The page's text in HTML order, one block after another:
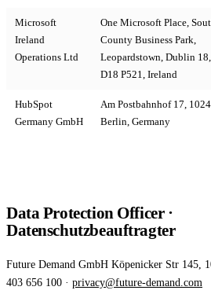
Microsoft
Ireland
Operations Ltd
One Microsoft Place,
County Business Park,
Leopardstown, Dublin 18,
D18 P521, Ireland
HubSpot
Germany GmbH
Am Postbahnhof 17,
Berlin, Germany
Data Protection Officer ·
Datenschutzbeauftragter
Future Demand GmbH Köpenicker Str 145,
403 656 100 · privacy@future-demand.com